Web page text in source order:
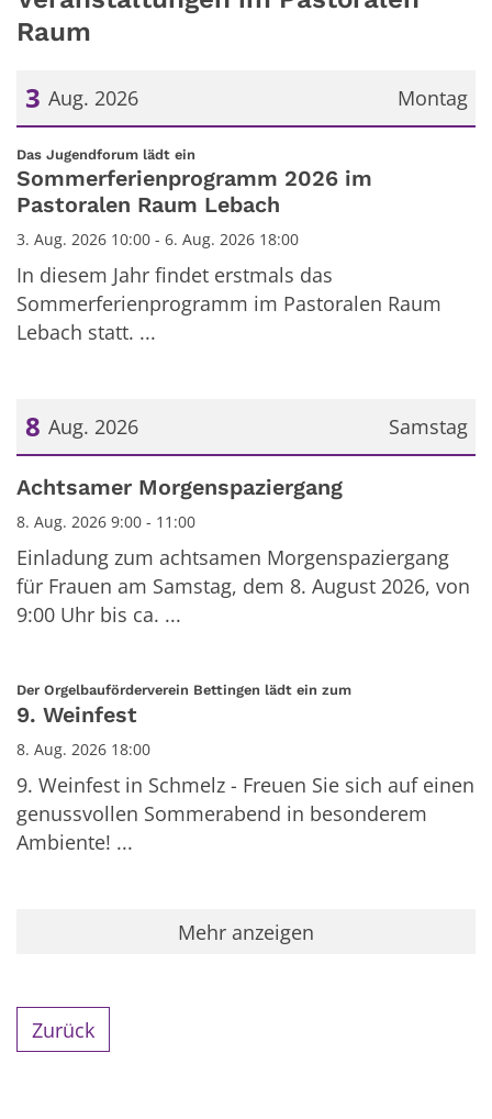
Raum
Montag
3 Aug. 2026
Datum: 3. August 2026
Das Jugendforum lädt ein
Sommerferienprogramm 2026 im
Pastoralen Raum Lebach
3. Aug. 2026 10:00 - 6. Aug. 2026 18:00
In diesem Jahr findet erstmals das
Sommerferienprogramm im Pastoralen Raum
Lebach statt. ...
Samstag
8 Aug. 2026
Datum: 8. August 2026
Achtsamer Morgenspaziergang
8. Aug. 2026 9:00 - 11:00
Einladung zum achtsamen Morgenspaziergang
für Frauen am Samstag, dem 8. August 2026, von
9:00 Uhr bis ca. ...
Der Orgelbauförderverein Bettingen lädt ein zum:
9. Weinfest
8. Aug. 2026 18:00
9. Weinfest in Schmelz - Freuen Sie sich auf einen
genussvollen Sommerabend in besonderem
Ambiente! ...
Mehr anzeigen
Zurück